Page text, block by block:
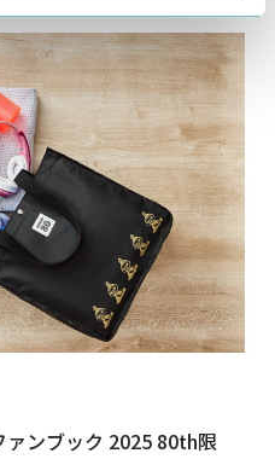
ァンブック 2025 80th限